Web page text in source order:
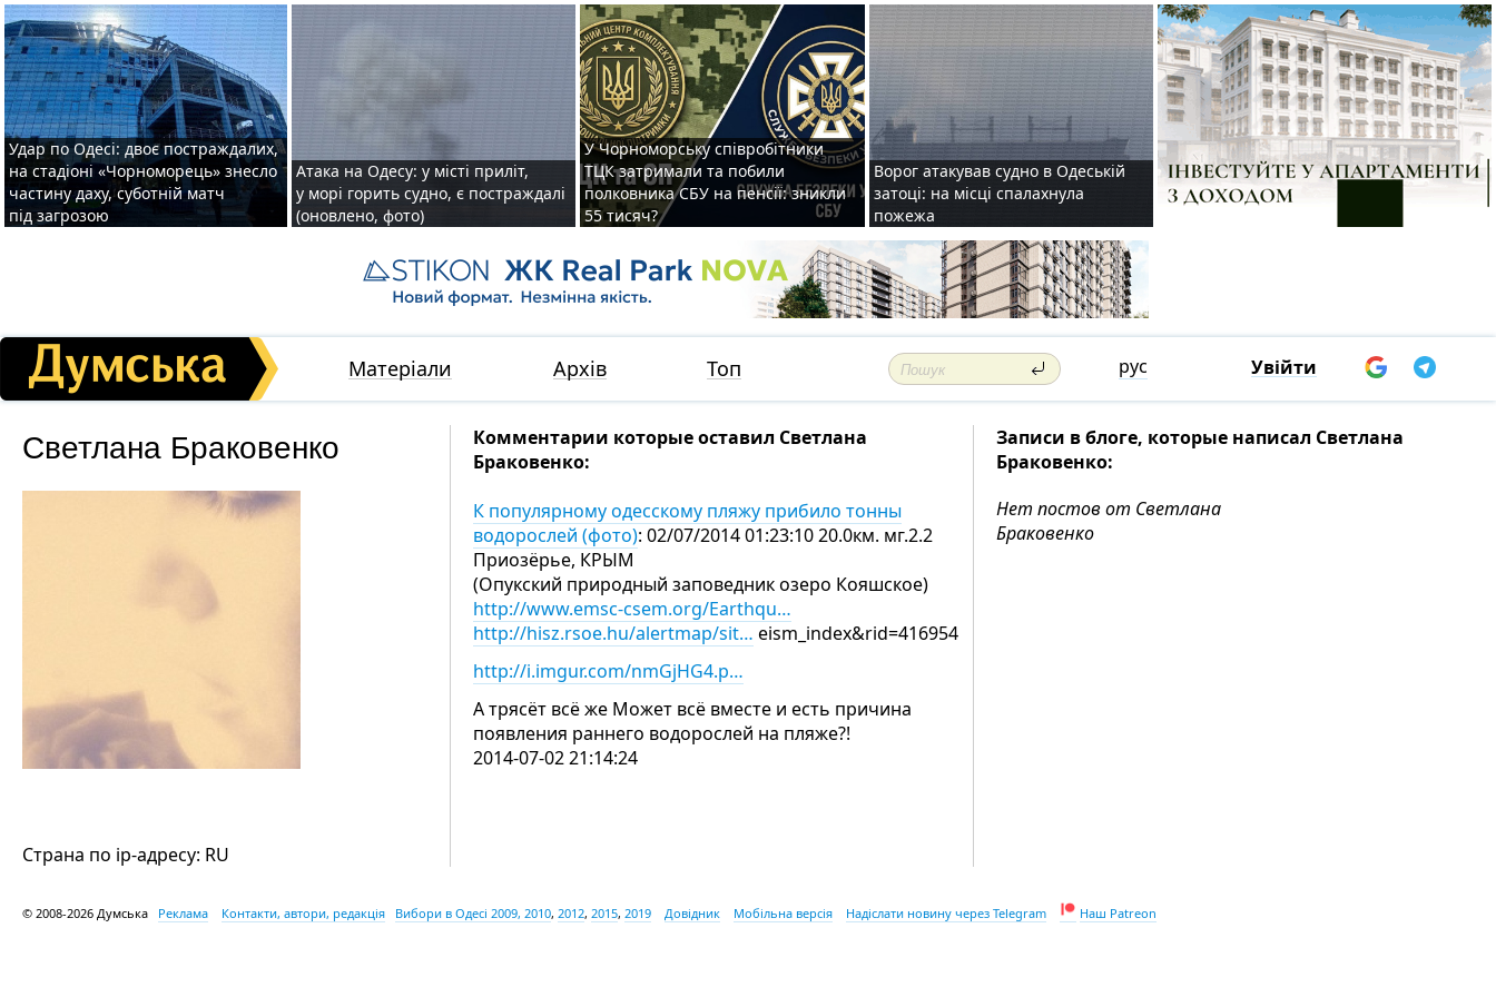
Удар по Одесі: двоє постраждалих,
на стадіоні «Чорноморець» знесло
частину даху, суботній матч
під загрозою
Атака на Одесу: у місті приліт,
у морі горить судно, є постраждалі
(оновлено, фото)
У Чорноморську співробітники
ТЦК затримали та побили
полковника СБУ на пенсії: зникли
55 тисяч?
Ворог атакував судно в Одеській
затоці: на місці спалахнула
пожежа
Матеріали Архів Топ рус Увійти
Светлана Браковенко
Страна по ip-адресу: RU
Комментарии которые оставил Светлана
Браковенко:
К популярному одесскому пляжу прибило тонны
водорослей (фото): 02/07/2014 01:23:10 20.0км. мг.2.2
Приозёрье, КРЫМ
(Опукский природный заповедник озеро Кояшское)
http://www.emsc-csem.org/Earthqu…
http://hisz.rsoe.hu/alertmap/sit… eism_index&rid=416954
http://i.imgur.com/nmGjHG4.p…
А трясёт всё же Может всё вместе и есть причина
появления раннего водорослей на пляже?!
2014-07-02 21:14:24
Записи в блоге, которые написал Светлана
Браковенко:
Нет постов от Светлана
Браковенко
© 2008-2026 Думська Реклама Контакти, автори, редакція Вибори в Одесі 2009, 2010, 2012, 2015, 2019 Довідник Мобільна версія Надіслати новину через Telegram Наш Patreon